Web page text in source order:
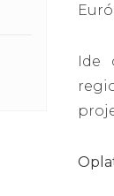
Ide